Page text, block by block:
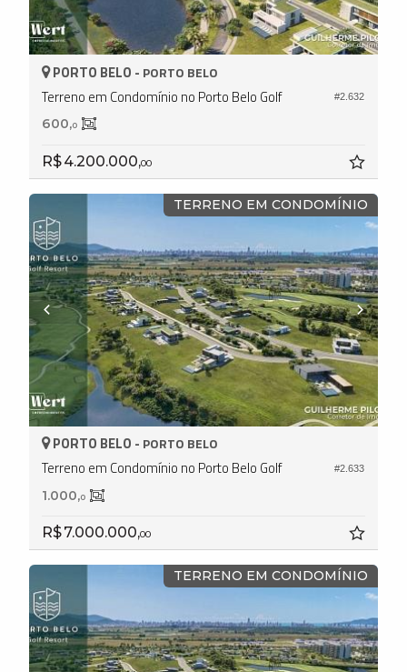
#2.632
PORTO BELO - PORTO BELO
Terreno em Condomínio no Porto Belo Golf
600,0
R$ 4.200.000,00
TERRENO EM CONDOMÍNIO
#2.633
PORTO BELO - PORTO BELO
Terreno em Condomínio no Porto Belo Golf
1.000,0
R$ 7.000.000,00
TERRENO EM CONDOMÍNIO